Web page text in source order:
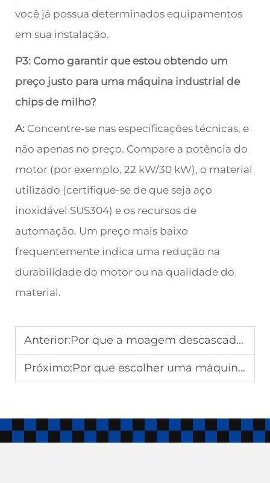
você já possua determinados equipamentos
em sua instalação.
P3: Como garantir que estou obtendo um
preço justo para uma máquina industrial de
chips de milho?
A: Concentre-se nas especificações técnicas, e
não apenas no preço. Compare a potência do
motor (por exemplo, 22 kW/30 kW), o material
utilizado (certifique-se de que seja aço
inoxidável SUS304) e os recursos de
automação. Um preço mais baixo
frequentemente indica uma redução na
durabilidade do motor ou na qualidade do
material.
Anterior:Por que a moagem descascadora é vital em uma linha de produção de flocos de milho
Próximo:Por que escolher uma máquina de farelo de pão de alta capacidade